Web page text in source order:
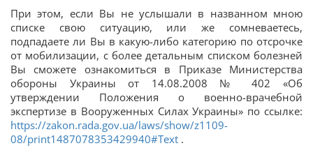
При этом, если Вы не услышали в названном мною
списке свою ситуацию, или же сомневаетесь,
подпадаете ли Вы в какую-либо категорию по отсрочке
от мобилизации, с более детальным списком болезней
Вы сможете ознакомиться в Приказе Министерства
обороны Украины от 14.08.2008 № 402 «Об
утверждении Положения о военно-врачебной
экспертизе в Вооруженных Силах Украины» по ссылке:
https://zakon.rada.gov.ua/laws/show/z1109-
08/print1487078353429940#Text .